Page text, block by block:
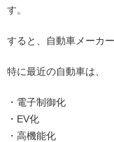
す。
すると、自動車メーカ
特に最近の自動車は、
・電子制御化
・EV化
・高機能化